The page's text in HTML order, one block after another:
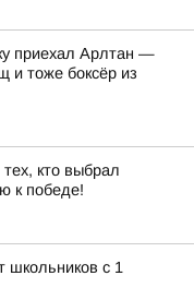
приехал Арлтан —
и тоже боксёр из
кто выбрал
к победе!
школьников с 1